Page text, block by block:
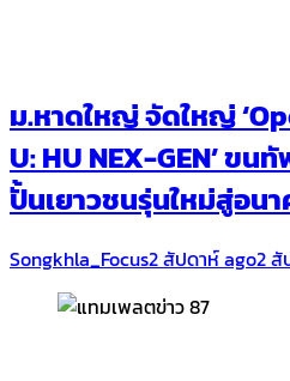
ม.หาดใหญ่ จัดใหญ่
U: HU NEX-GEN’ ข
ปั้นเยาวชนรุ่นใหม่สู่อน
Songkhla_Focus2 สัปดาห์ ago2 สั